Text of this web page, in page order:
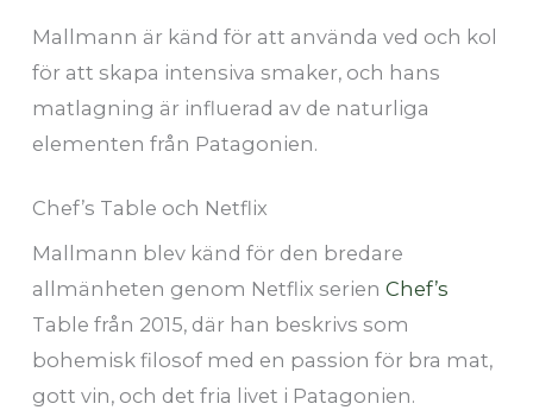
Mallmann är känd för att använda ved och kol
för att skapa intensiva smaker, och hans
matlagning är influerad av de naturliga
elementen från Patagonien.
Chef’s Table och Netflix
Mallmann blev känd för den bredare
allmänheten genom Netflix serien Chef’s
Table från 2015, där han beskrivs som
bohemisk filosof med en passion för bra mat,
gott vin, och det fria livet i Patagonien.